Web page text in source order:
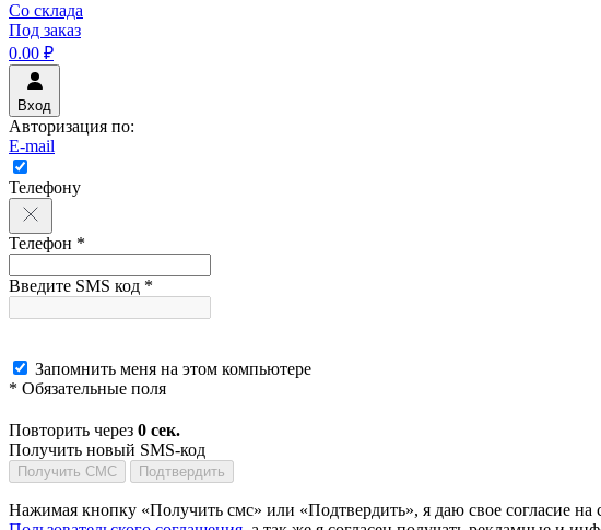
Со склада
Под заказ
0.00 ₽
Вход
Авторизация по:
E-mail
Телефону
Телефон *
Введите SMS код *
Запомнить меня на этом компьютере
* Обязательные поля
Повторить через 0 сек.
Получить новый SMS-код
Получить СМС Подтвердить
Нажимая кнопку «Получить смс» или «Подтвердить», я даю свое согласие